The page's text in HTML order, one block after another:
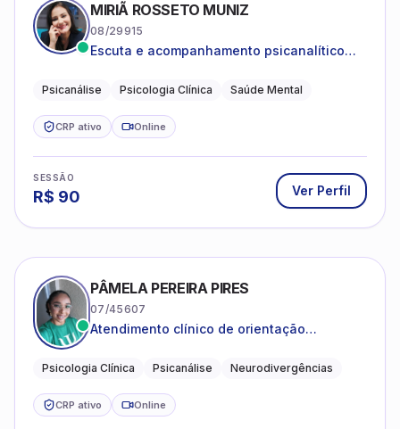
MIRIÃ ROSSETO MUNIZ
08/29915
Escuta e acompanhamento psicanalítico
Psicanálise Psicologia Clínica Saúde Mental
CRP ativo Online
SESSÃO
R$ 90 Ver Perfil
PÂMELA PEREIRA PIRES
07/45607
Atendimento clínico de orientação
crianças neurotípicas
Psicologia Clínica Psicanálise Neurodivergências
CRP ativo Online